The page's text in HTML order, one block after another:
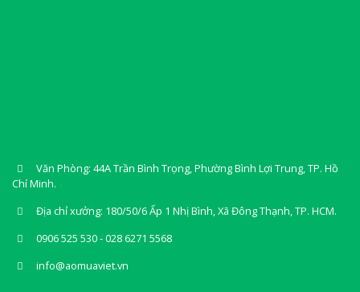
Văn Phòng: 44A Trần Bình Trọng, Phường Bình Lợi Trung, TP. Hồ
Chí Minh.
Địa chỉ xưởng: 180/50/6 Ấp 1 Nhị Bình, Xã Đông Thạnh, TP. HCM.
0906 525 530 - 028 6271 5568
info@aomuaviet.vn